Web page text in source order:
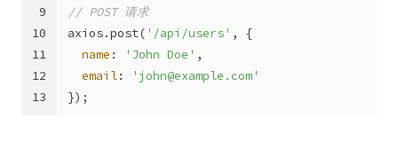
9
10
11
12
13
// POST 请求
axios.post( '/api/users' , {
name : 'John Doe' ,
email: ' john@example.com'
});